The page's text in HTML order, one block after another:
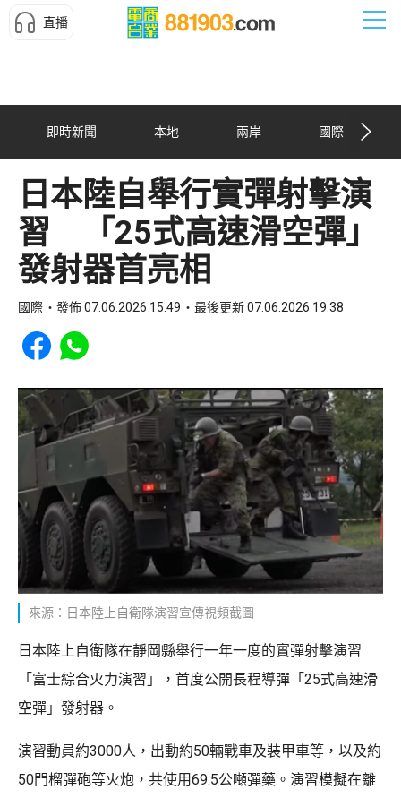
直播
即時新聞 本地 兩岸 國際
日本陸自舉行實彈射擊演
習 「25式高速滑空彈」
發射器首亮相
國際 發佈 07.06.2026 15:49 最後更新 07.06.2026 19:38
Share to Facebook
Share to WhatsApp
來源：日本陸上自衛隊演習宣傳視頻截圖
日本陸上自衛隊在靜岡縣舉行一年一度的實彈射擊演習
「富士綜合火力演習」，首度公開長程導彈「25式高速滑
空彈」發射器。
演習動員約3000人，出動約50輛戰車及裝甲車等，以及約
50門榴彈砲等火炮，共使用69.5公噸彈藥。演習模擬在離